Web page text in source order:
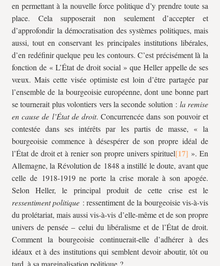
en permettant à la nouvelle force politique d’y prendre toute sa
place. Cela supposerait non seulement d’accepter et
d’approfondir la démocratisation des systèmes politiques, mais
aussi, tout en conservant les principales institutions libérales,
d’en redéfinir quelque peu les contours. C’est précisément là la
fonction de « L’État de droit social » que Heller appelle de ses
vœux. Mais cette visée optimiste est loin d’être partagée par
l’ensemble de la bourgeoisie européenne, dont une bonne part
se tournerait plus volontiers vers la seconde solution : la remise
en cause de l’État de droit. Concurrencée dans son pouvoir et
contestée dans ses intérêts par les partis de masse, « la
bourgeoisie commence à désespérer de son propre idéal de
l’État de droit et à renier son propre univers spirituel
». En
Allemagne, la Révolution de 1848 a instillé le doute, avant que
celle de 1918-1919 ne porte la crise morale à son apogée.
Selon Heller, le principal produit de cette crise est le
ressentiment politique : ressentiment de la bourgeoisie vis-à-vis
du prolétariat, mais aussi vis-à-vis d’elle-même et de son propre
univers de pensée – celui du libéralisme et de l’État de droit.
Comment la bourgeoisie continuerait-elle d’adhérer à des
idéaux et à des institutions qui semblent devoir aboutir, tôt ou
tard, à sa marginalisation politique ?